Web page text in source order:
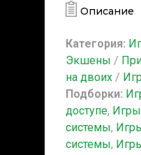
Описание
Категория:
Экшены /
на двоих /
Подборки:
доступе, Игры
системы,
системы,